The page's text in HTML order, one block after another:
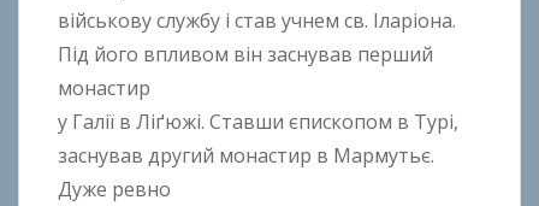
o
n
військову службу і став учнем св. Іларіона.
Під його впливом він заснував перший
монастир
у Галії в Ліґюжі. Ставши єпископом в Турі,
заснував другий монастир в Мармутьє.
Дуже ревно